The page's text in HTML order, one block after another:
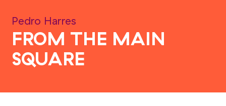
Pedro Harres
FROM THE MAIN
SQUARE